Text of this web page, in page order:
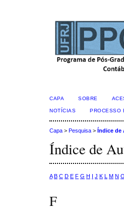
CAPA SOBRE
NOTÍCIAS PROCESSO
Capa > Pesquisa > Índice de
Índice de
A B C D E F G H I J K L M N O
F